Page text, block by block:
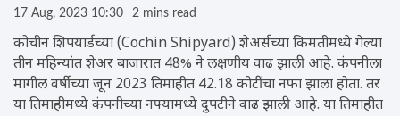
17 Aug, 2023 10:30 2 mins read
कोचीन शिपयार्डच्या (Cochin Shipyard) शेअर्सच्या किमतीमध्ये गेल्या
तीन महिन्यांत शेअर बाजारात 48% ने लक्षणीय वाढ झाली आहे. कंपनीला
मागील वर्षीच्या जून 2023 तिमाहीत 42.18 कोटींचा नफा झाला होता. तर
या तिमाहीमध्ये कंपनीच्या नफ्यामध्ये दुपटीने वाढ झाली आहे. या तिमाहीत